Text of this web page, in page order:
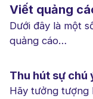
Viết quảng
Dưới đây là một
quảng cáo…
Thu hút sự chú
Hãy tưởng tượng